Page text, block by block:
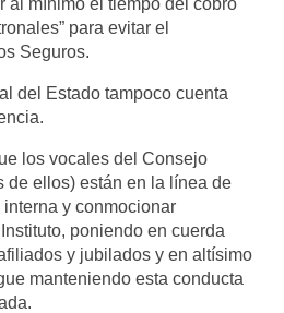
al mínimo el tiempo del cobro
para evitar el
Seguros.
del Estado tampoco cuenta
los vocales del Consejo
de ellos) están en la línea de
y conmocionar
poniendo en cuerda
y jubilados y en altísimo
manteniendo esta conducta